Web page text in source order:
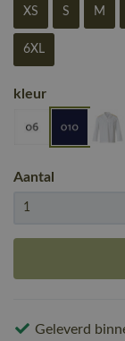
XS S M
6XL
kleur
Aantal
Geleverd